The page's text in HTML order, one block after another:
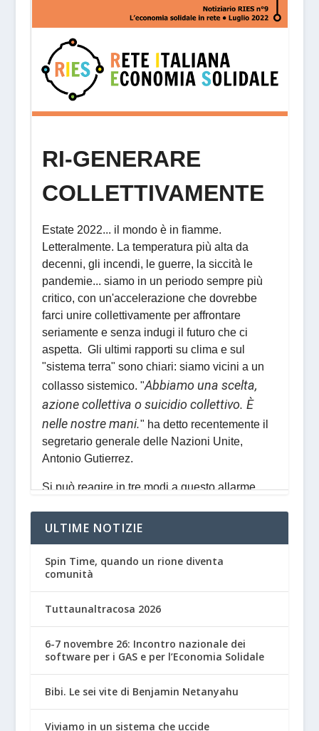
ULTIME NOTIZIE
Spin Time, quando un rione diventa
comunità
Tuttaunaltracosa 2026
6-7 novembre 26: Incontro nazionale dei
software per i GAS e per l’Economia Solidale
Bibi. Le sei vite di Benjamin Netanyahu
Viviamo in un sistema che uccide